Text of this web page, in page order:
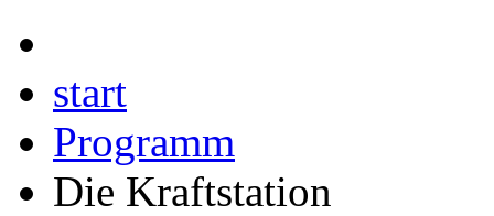
start
Programm
Die Kraftstation